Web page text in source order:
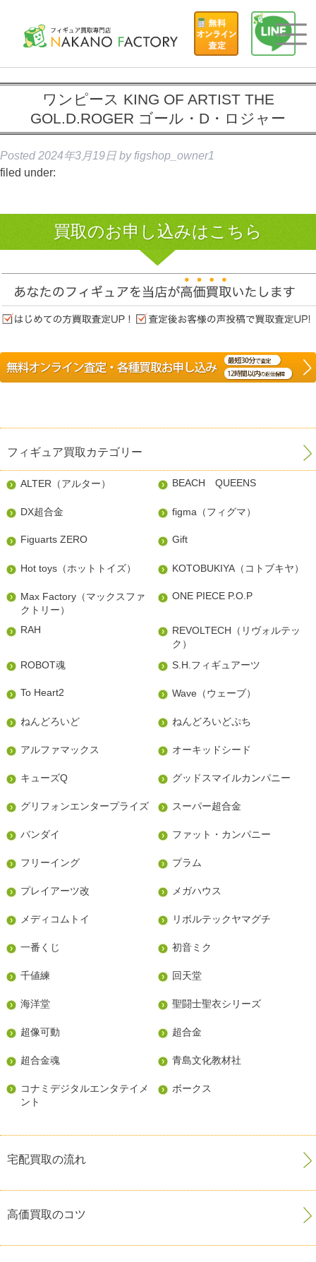
ワンピース KING OF ARTIST THE
GOL.D.ROGER ゴール・D・ロジャー
Posted 2024年3月19日 by figshop_owner1
filed under:
買取のお申し込みはこちら
フィギュア買取カテゴリー
ALTER（アルター） BEACH QUEENS
DX超合金 figma（フィグマ）
Figuarts ZERO Gift
Hot toys（ホットトイズ） KOTOBUKIYA（コトブキヤ）
Max Factory（マックスファ
クトリー）
ONE PIECE P.O.P
RAH
REVOLTECH（リヴォルテッ
ク）
ROBOT魂
S.H.フィギュアーツ
To Heart2 Wave（ウェーブ）
ねんどろいど ねんどろいどぷち
アルファマックス オーキッドシード
キューズQ グッドスマイルカンパニー
グリフォンエンタープライズ スーパー超合金
バンダイ ファット・カンパニー
フリーイング プラム
プレイアーツ改 メガハウス
メディコムトイ リボルテックヤマグチ
一番くじ 初音ミク
千値練 回天堂
海洋堂 聖闘士聖衣シリーズ
超像可動 超合金
超合金魂 青島文化教材社
コナミデジタルエンタテイメ
ント
ボークス
宅配買取の流れ
高価買取のコツ